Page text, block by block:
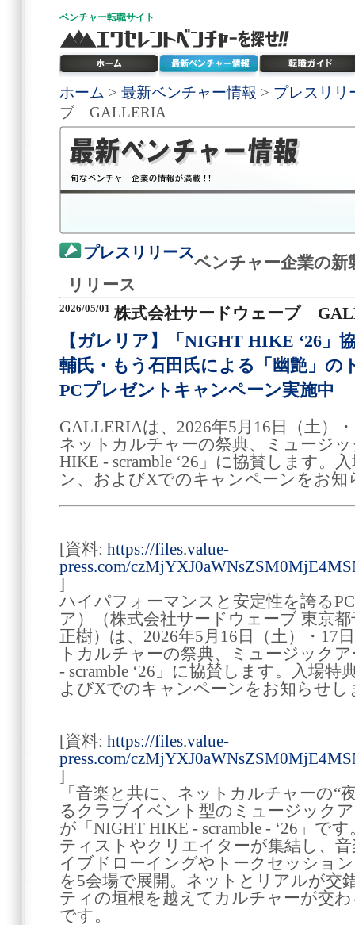
ベンチャー転職サイト
ホーム > 最新ベンチャー情報 > プレスリリ
ブ GALLERIA
プレスリリース
ベンチャー企業の新
リリース
2026/05/01 株式会社サードウェーブ
【ガレリア】「NIGHT HIKE ‘26
輔氏・もう石田氏による「幽艶」
PCプレゼントキャンペーン実施中
GALLERIAは、2026年5月16日（土）
ネットカルチャーの祭典、ミュージ
HIKE - scramble ‘26」に協賛します。
ン、およびXでのキャンペーンをお知
[資料: https://files.value-
press.com/
]
ハイパフォーマンスと安定性を誇る
ア）（株式会社サードウェーブ 東京
正樹）は、2026年5月16日（土）・17
トカルチャーの祭典、ミュージック
- scramble ‘26」に協賛します。入場
よびXでのキャンペーンをお知らせし
[資料: https://files.value-
press.com/
]
「音楽と共に、ネットカルチャーの“
るクラブイベント型のミュージック
が「NIGHT HIKE - scramble - ‘26」で
ティストやクリエイターが集結し、
イブドローイングやトークセッショ
を5会場で展開。ネットとリアルが交
ティの垣根を越えてカルチャーが交
です。